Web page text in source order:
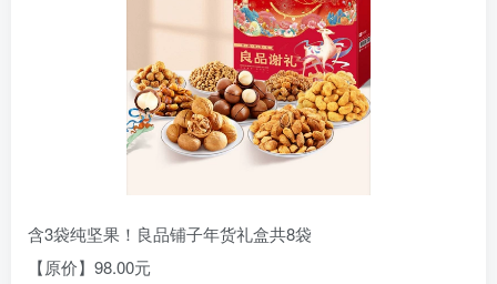
含3袋纯坚果！良品铺子年货礼盒共8袋
【原价】98.00元